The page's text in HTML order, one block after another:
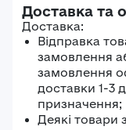
Доставка та
Доставка:
Відправка
замовлення
замовлення
доставки 1-3
призначення;
Деякі товари